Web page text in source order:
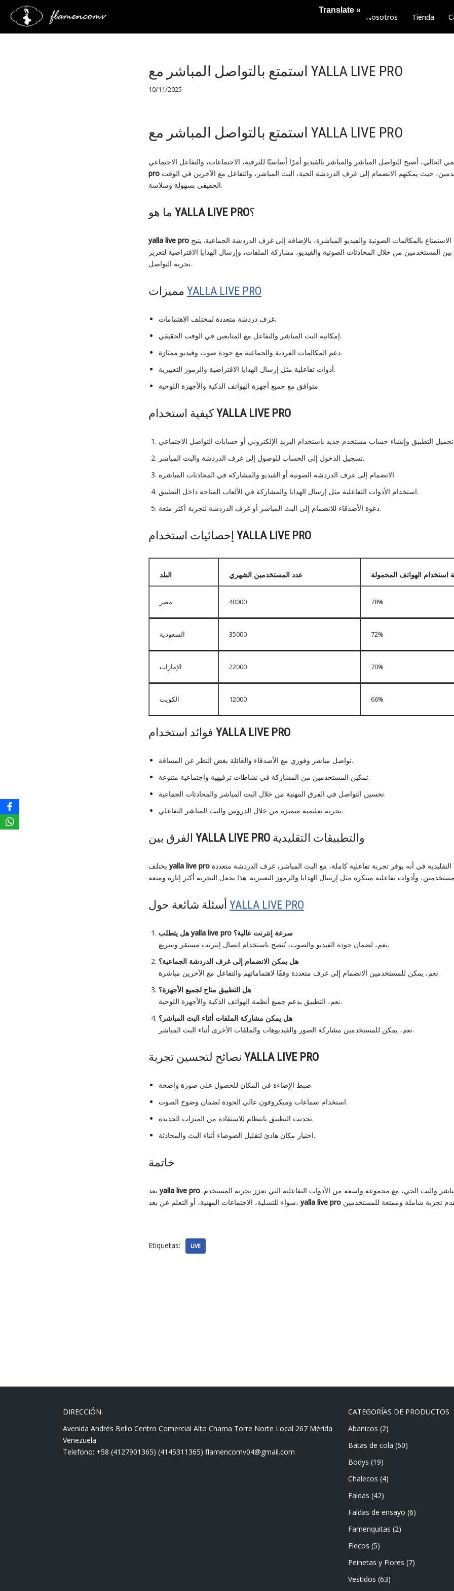
Saltar
Nosotros Tienda
استمتع بالتواصل المباشر مع YALLA LIVE PRO
10/11/2025
استمتع بالتواصل المباشر مع YALLA LIVE PRO
proيوفر تجربة فريدة للمستخدمين، حيث يمكنهم الانضمام إلى غرف الدردشة الحية، البث المباشر، والتفاعل مع الآخرين في الوقت
الحقيقي بسهولة وسلاسة.
YALLA LIVE PRO؟
yalla live proهو منصة تتيح للمستخدمين الاستمتاع بالمكالمات الصوتية والفيديو المباشرة، بالإضافة إلى غرف الدردشة الجماعية. يتيح
بين المستخدمين من خلال المحادثات الصوتية والفيديو، مشاركة الملفات، وإرسال الهدايا الافتراضية لتعزيز
تجربة التواصل.
YALLA LIVE PRO
غرف دردشة متعددة لمختلف الاهتمامات.
إمكانية البث المباشر والتفاعل مع المتابعين في الوقت الحقيقي.
دعم المكالمات الفردية والجماعية مع جودة صوت وفيديو ممتازة.
أدوات تفاعلية مثل إرسال الهدايا الافتراضية والرموز التعبيرية.
متوافق مع جميع أجهزة الهواتف الذكية والأجهزة اللوحية.
كيفية استخدامYALLA LIVE PRO
أو حسابات التواصل الاجتماعي.
تسجيل الدخول إلى الحساب للوصول إلى غرف الدردشة والبث المباشر.
الانضمام إلى غرف الدردشة الصوتية أو الفيديو والمشاركة في المحادثات المباشرة.
استخدام الأدوات التفاعلية مثل إرسال الهدايا والمشاركة في الألعاب المتاحة داخل التطبيق.
دعوة الأصدقاء للانضمام إلى البث المباشر أو غرف الدردشة لتجربة أكثر متعة.
YALLA LIVE PRO
البلد عدد المستخدمين الشهري استخدام الهواتف المحمولة
مصر 40000 78%
السعودية 35000 72%
الإمارات 22000 70%
الكويت 12000 66%
YALLA LIVE PRO
تواصل مباشر وفوري مع الأصدقاء والعائلة بغض النظر عن المسافة.
تمكين المستخدمين من المشاركة في نشاطات ترفيهية واجتماعية متنوعة.
تحسين التواصل في الفرق المهنية من خلال البث المباشر والمحادثات الجماعية.
تجربة تعليمية متميزة من خلال الدروس والبث المباشر التفاعلي.
YALLA LIVE PRO والتطبيقات التقليدية
يختلفyalla live proعن التطبيقات التقليدية في أنه يوفر تجربة تفاعلية كاملة، مع البث المباشر، غرف الدردشة متعددة
YALLA LIVE PRO
هل يتطلبyalla live pro سرعة إنترنت عالية؟
نعم، لضمان جودة الفيديو والصوت، يُنصح باستخدام اتصال إنترنت مستقر وسريع.
هل يمكن الانضمام إلى غرف الدردشة الجماعية؟
نعم، يمكن للمستخدمين الانضمام إلى غرف متعددة وفقًا لاهتماماتهم والتفاعل مع الآخرين مباشرة.
هل التطبيق متاح لجميع الأجهزة؟
نعم، التطبيق يدعم جميع أنظمة الهواتف الذكية والأجهزة اللوحية.
هل يمكن مشاركة الملفات أثناء البث المباشر؟
نعم، يمكن للمستخدمين مشاركة الصور والفيديوهات والملفات الأخرى أثناء البث المباشر.
YALLA LIVE PRO
ضبط الإضاءة في المكان للحصول على صورة واضحة.
استخدام سماعات وميكروفون عالي الجودة لضمان وضوح الصوت.
تحديث التطبيق بانتظام للاستفادة من الميزات الجديدة.
اختيار مكان هادئ لتقليل الضوضاء أثناء البث والمحادثة.
خاتمة
يعدyalla live proخيارًا مثاليًا للتواصل المباشر والبث الحي، مع مجموعة واسعة من الأدوات التفاعلية التي تعزز تجربة المستخدم.
سواء للتسلية، الاجتماعات المهنية، أو التعلم عن بعد،yalla live pro
Etiquetas: LIVE
DIRECCIÓN:
Avenida Andrés Bello Centro Comercial Alto Chama Torre Norte Local 267 Mérida
Venezuela
Telefono: +58 (4127901365) (4145311365) flamencomv04@gmail.com
CATEGORÍAS DE PRODUCTOS
Abanicos (2)
Batas de cola (60)
Bodys (19)
Chalecos (4)
Faldas (42)
Faldas de ensayo (6)
Famenquitas (2)
Flecos (5)
Peinetas y Flores (7)
Vestidos (63)
Translate »